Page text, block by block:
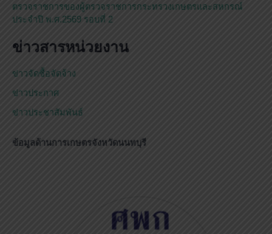
ตรวจราชการของผู้ตรวจราชการกระทรวงเกษตรและสหกรณ์
ประจำปี พ.ศ.2569 รอบที่ 2
ข่าวสารหน่วยงาน
ข่าวจัดซื้อจัดจ้าง
ข่าวประกาศ
ข่าวประชาสัมพันธ์
ข้อมูลด้านการเกษตรจังหวัดนนทบุรี